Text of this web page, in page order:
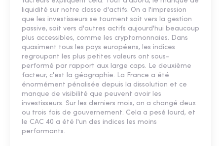
liquidité sur notre classe d'actifs. On a l'impression
que les investisseurs se tournent soit vers la gestion
passive, soit vers d'autres actifs aujourd'hui beaucoup
plus accessibles, comme les cryptomonnaies. Dans
quasiment tous les pays européens, les indices
regroupant les plus petites valeurs ont sous-
performé par rapport aux large caps. Le deuxième
facteur, c'est la géographie. La France a été
énormément pénalisée depuis la dissolution et ce
manque de visibilité que peuvent avoir les
investisseurs. Sur les derniers mois, on a changé deux
ou trois fois de gouvernement. Cela a pesé lourd, et
le CAC 40 a été l'un des indices les moins
performants.